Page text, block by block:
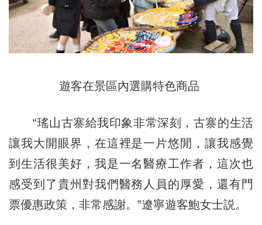
遊客在景區內選購特色商品
“瑤山古寨給我印象非常深刻，古寨的生活
讓我大開眼界，在這裡是一片悠閒，讓我感覺
到生活很美好，我是一名醫療工作者，這次也
感受到了貴州對我們醫務人員的厚愛，還有門
票優惠政策，非常感謝。”遼寧遊客鮑女士説。